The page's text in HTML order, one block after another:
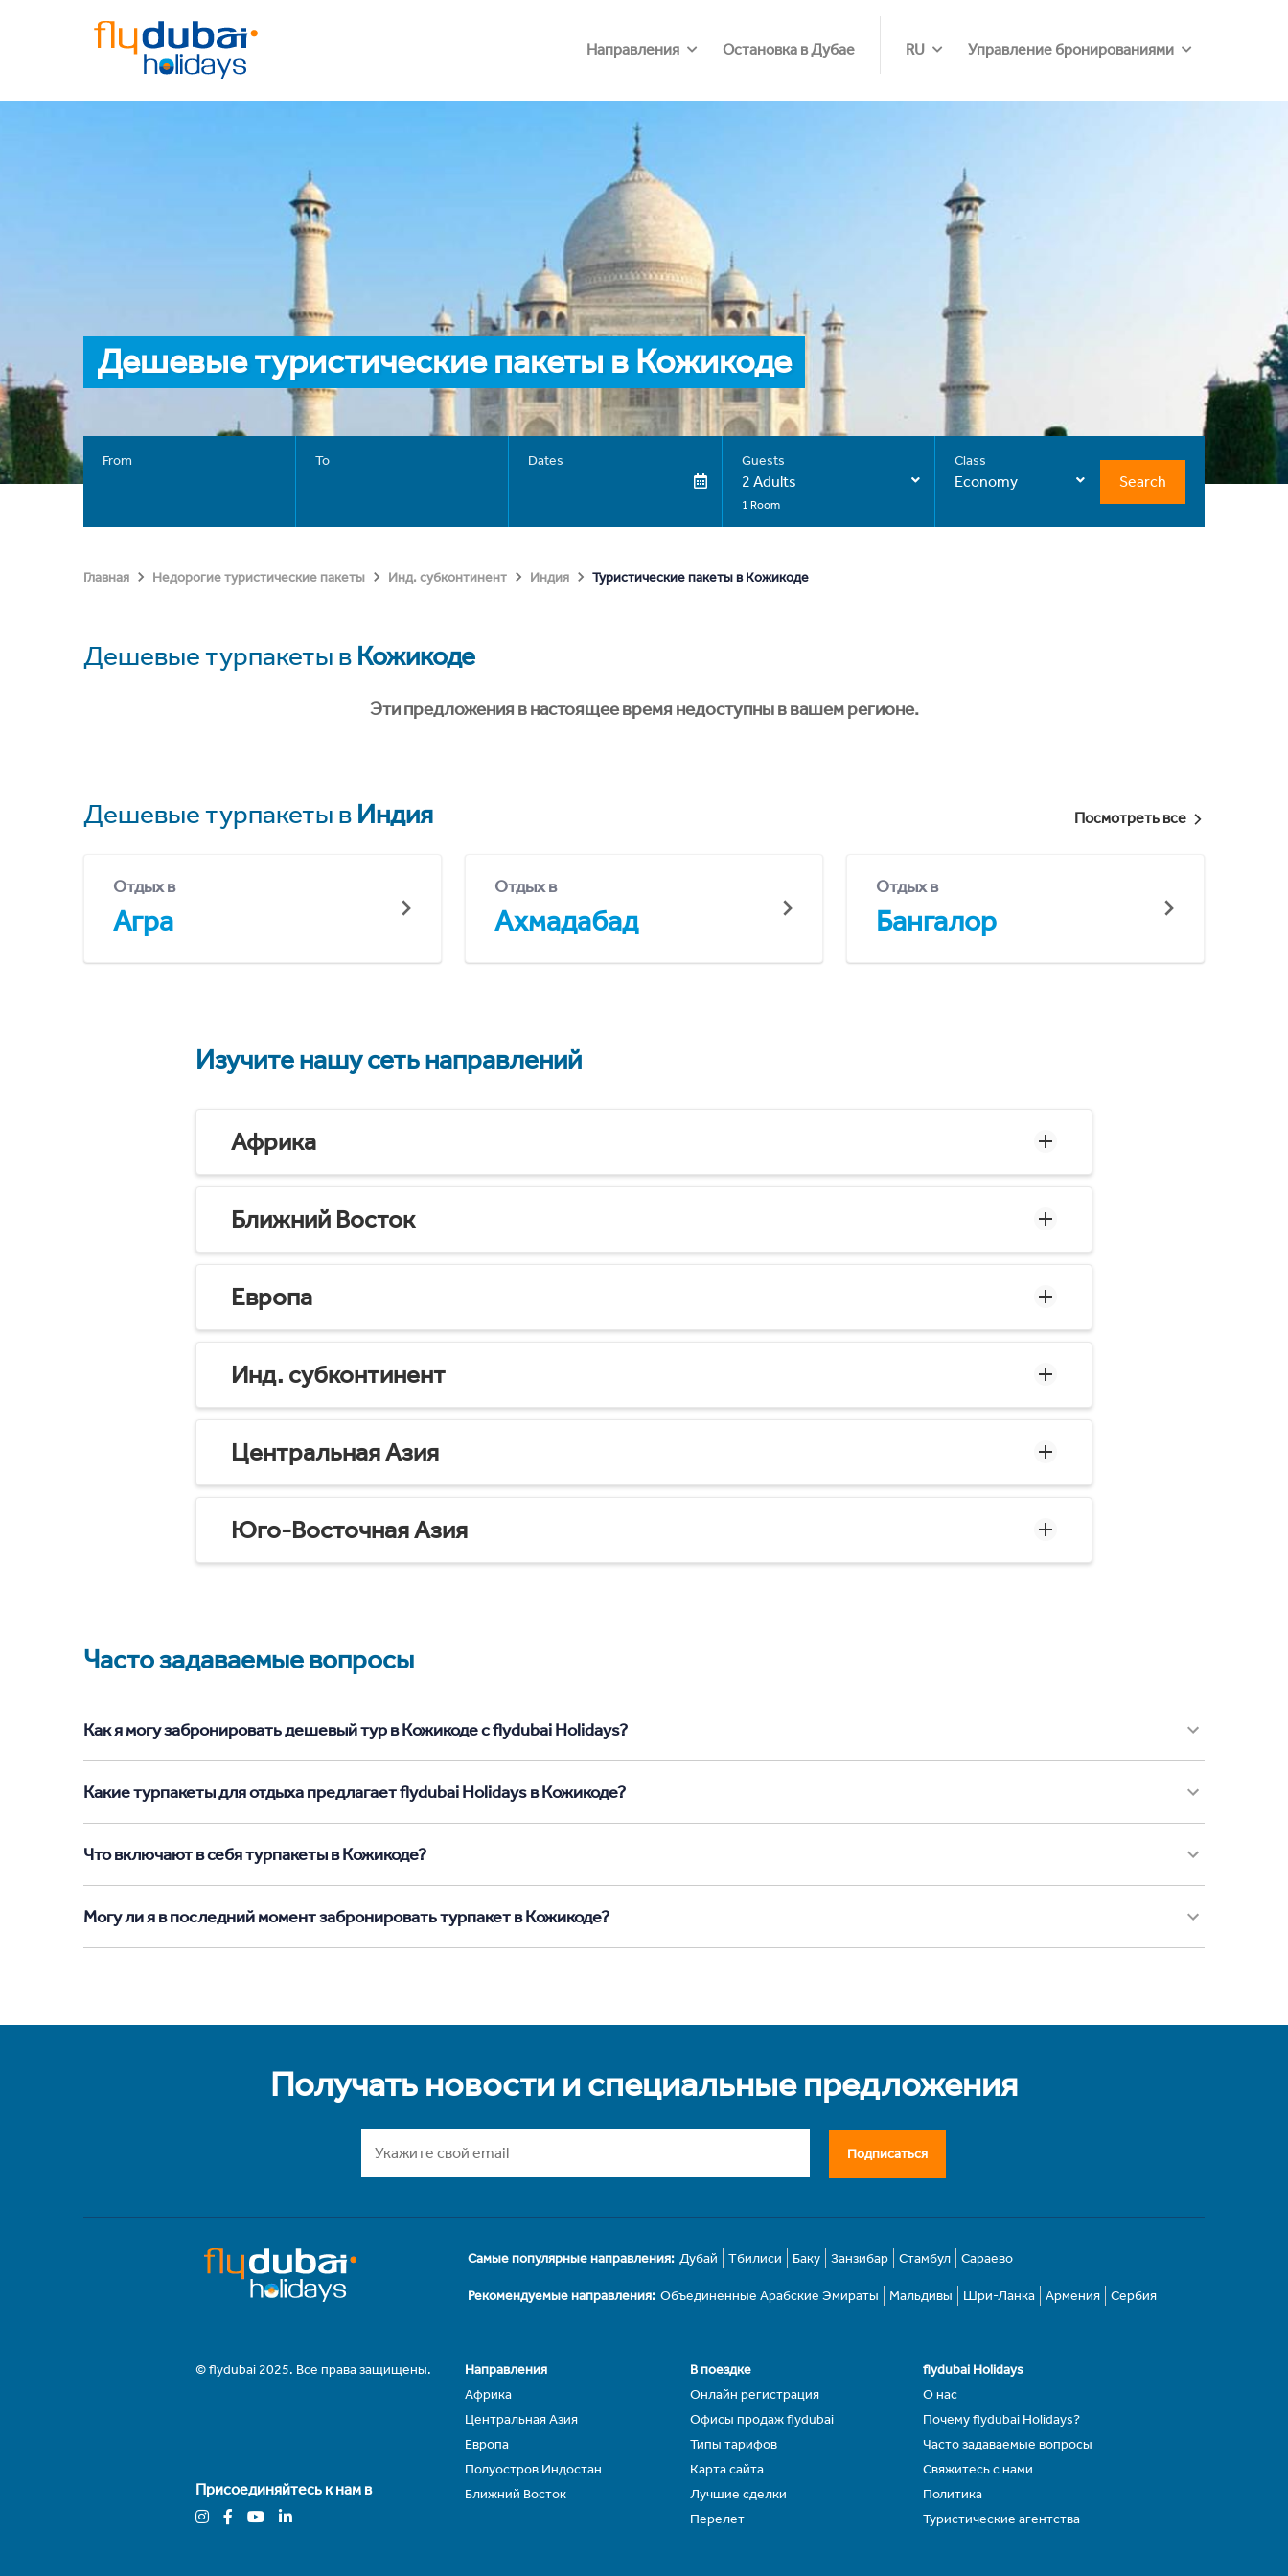
Направления Остановка в Дубае RU Управление бронированиями
Дешевые туристические пакеты в Кожикоде
From To Dates Guests
2 Adults
1 Room
Class
Economy Search
Главная Недорогие туристические пакеты Инд. субконтинент Индия Туристические пакеты в Кожикоде
Дешевые турпакеты в Кожикоде
Эти предложения в настоящее время недоступны в вашем регионе.
Дешевые турпакеты в Индия Посмотреть все
Отдых в
Агра
Отдых в
Ахмадабад
Отдых в
Бангалор
Изучите нашу сеть направлений
Африка
Ближний Восток
Европа
Инд. субконтинент
Центральная Азия
Юго-Восточная Азия
Часто задаваемые вопросы
Как я могу забронировать дешевый тур в Кожикоде с flydubai Holidays?
Какие турпакеты для отдыха предлагает flydubai Holidays в Кожикоде?
Что включают в себя турпакеты в Кожикоде?
Могу ли я в последний момент забронировать турпакет в Кожикоде?
Получать новости и специальные предложения
Подписаться
Самые популярные направления: Дубай Тбилиси Баку Занзибар Стамбул Сараево
Рекомендуемые направления: Объединенные Арабские Эмираты Мальдивы Шри-Ланка Армения Сербия
© flydubai 2025. Все права защищены.
Присоединяйтесь к нам в
Направления
Африка
Центральная Азия
Европа
Полуостров Индостан
Ближний Восток
В поездке
Онлайн регистрация
Офисы продаж flydubai
Типы тарифов
Карта сайта
Лучшие сделки
Перелет
flydubai Holidays
О нас
Почему flydubai Holidays?
Часто задаваемые вопросы
Свяжитесь с нами
Политика
Туристические агентства